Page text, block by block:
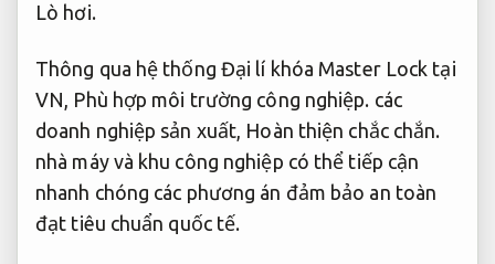
Lò hơi.
Thông qua hệ thống Đại lí khóa Master Lock tại
VN, Phù hợp môi trường công nghiệp. các
doanh nghiệp sản xuất, Hoàn thiện chắc chắn.
nhà máy và khu công nghiệp có thể tiếp cận
nhanh chóng các phương án đảm bảo an toàn
đạt tiêu chuẩn quốc tế.